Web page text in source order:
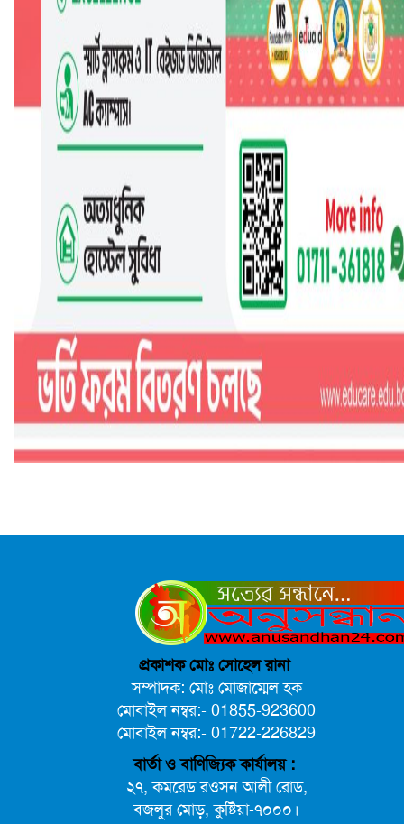
প্রকাশক মোঃ সোহেল রানা
সম্পাদক: মোঃ মোজাম্মেল হক
মোবাইল নম্বর:- 01855-923600
মোবাইল নম্বর:- 01722-226829
বার্তা ও বাণিজ্যিক কার্যালয় :
২৭, কমরেড রওসন আলী রোড,
বজলুর মোড়, কুষ্টিয়া-৭০০০।